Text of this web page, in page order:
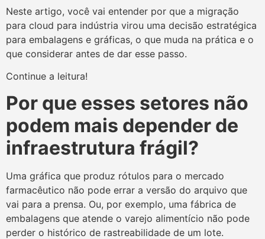
Neste artigo, você vai entender por que a migração
para cloud para indústria virou uma decisão estratégica
para embalagens e gráficas, o que muda na prática e o
que considerar antes de dar esse passo.
Continue a leitura!
Por que esses setores não
podem mais depender de
infraestrutura frágil?
Uma gráfica que produz rótulos para o mercado
farmacêutico não pode errar a versão do arquivo que
vai para a prensa. Ou, por exemplo, uma fábrica de
embalagens que atende o varejo alimentício não pode
perder o histórico de rastreabilidade de um lote.